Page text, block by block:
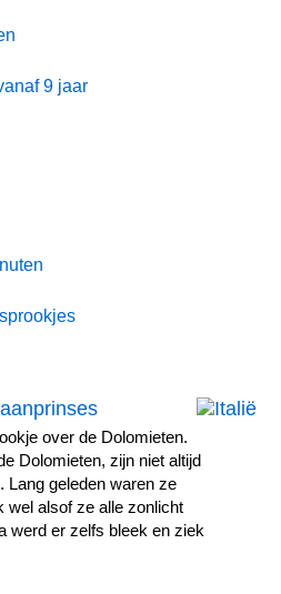
9 jaar
over de Dolomieten.
Dolomieten, zijn niet altijd
Lang geleden waren ze
wel alsof ze alle zonlicht
werd er zelfs bleek en ziek